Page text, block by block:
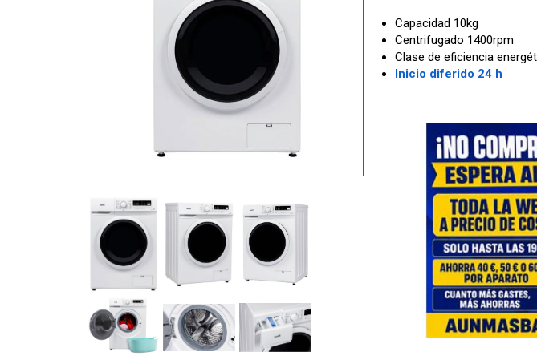
Capacidad 10kg
Centrifugado 1400rpm
Clase de eficiencia
Inicio diferido 24 h